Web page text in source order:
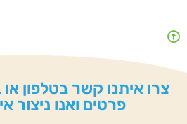
צרו איתנו קשר בטלפון או
פרטים ואנו ניצור